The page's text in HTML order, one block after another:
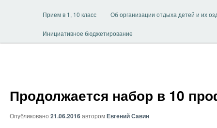
Прием в 1, 10 класс Об организации отдыха детей и их
Инициативное бюджетирование
Продолжается набор в 10
Опубликовано 21.06.2016авторомЕвгений Савин